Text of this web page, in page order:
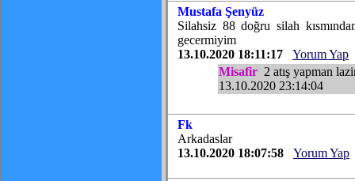
Mustafa Şenyüz
Silahsiz 88 doğru silah
gecermiyim
13.10.2020 18:11:17
Yorum Yap
Misafir 2 atış yapman
13.10.2020 23:14:04
Fk
Arkadaslar
13.10.2020 18:07:58
Yorum Yap